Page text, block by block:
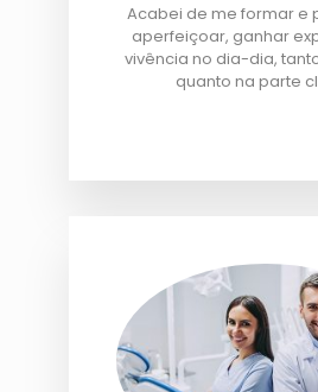
Acabei de me formar e
aperfeiçoar, ganhar
vivência no dia-dia,
quanto na parte